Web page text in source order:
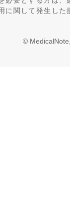
に関して発生し
©